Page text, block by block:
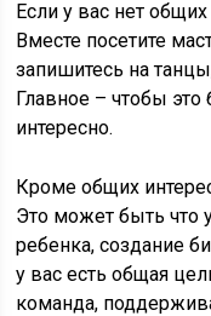
Если у вас нет
Вместе посетите
запишитесь на
Главное – чтобы
интересно.
Кроме общих
Это может быть что
ребенка, создание
у вас есть общая
команда,